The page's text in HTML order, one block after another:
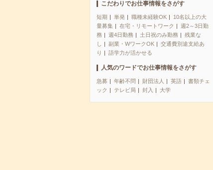
こだわりでお仕事情報をさがす
短期 単発 職種未経験OK
10名以上の大
量募集
在宅・リモートワーク
週2～3日勤
務
週4日勤務 土日祝のみ勤務
残業な
し
副業・WワークOK
交通費別途支給あ
り
語学力が活かせる
人気のワードでお仕事情報をさがす
急募 年齢不問 財団法人 英語
書類チェ
ック
テレビ局 封入 大学